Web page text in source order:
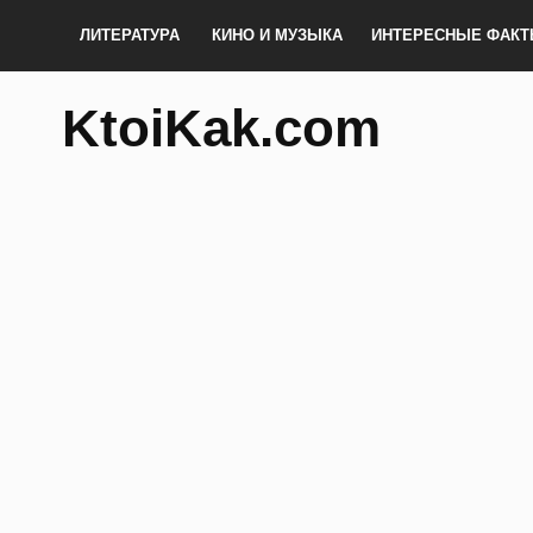
ЛИТЕРАТУРА КИНО И МУЗЫКА ИНТЕРЕСНЫЕ
KtoiKak.com